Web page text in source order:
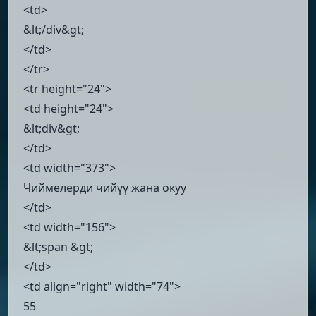
<td>
&lt;/div&gt;
</td>
</tr>
<tr height="24">
<td height="24">
&lt;div&gt;
</td>
<td width="373">
Чиймелерди чийүү жана окуу
</td>
<td width="156">
&lt;span &gt;
</td>
<td align="right" width="74">
55